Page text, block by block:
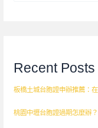
Recent Posts
板橋土城台胞證申辦推薦：
桃園中壢台胞證過期怎麼辦